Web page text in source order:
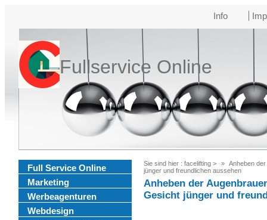
Info
Fullservice Online
Full Service Online
Marketing
Werbeagenturen
Webdesign
Sie sind hier : facelifting >
Anheben
jünger und freundlichen aussehen
Anheben der
Gesicht jünger und